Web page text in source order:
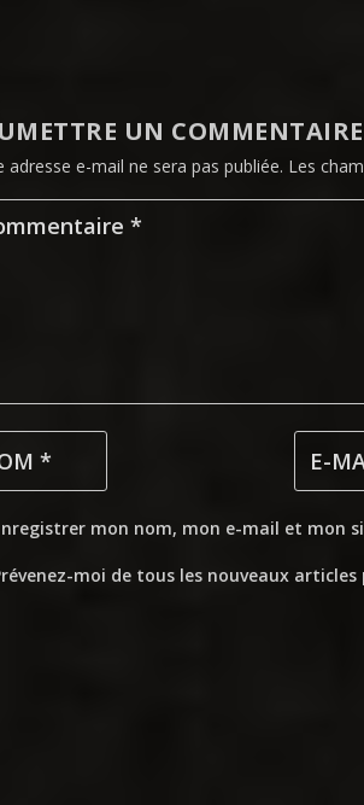
UN COMMENTAIRE
adresse e-mail ne sera pas publiée. Les
mon nom, mon e-mail et mon
moi de tous les nouveaux